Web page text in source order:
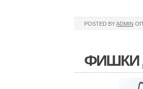
POSTED BYADMIN
ФИШКИ